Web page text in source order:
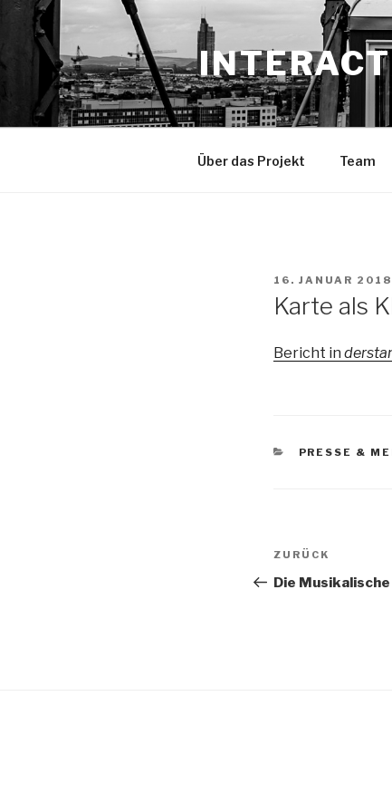
Zum
Inhalt
springen
Über das Projekt Team
AM
16. JANUAR 2018
Karte als
Bericht in
KATEGORIEN
PRESSE &
Vorheriger
Beitrag
ZURÜCK
Die